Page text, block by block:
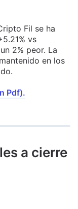
Fil se ha
vs
2% peor. La
en los
Pdf).
a cierre